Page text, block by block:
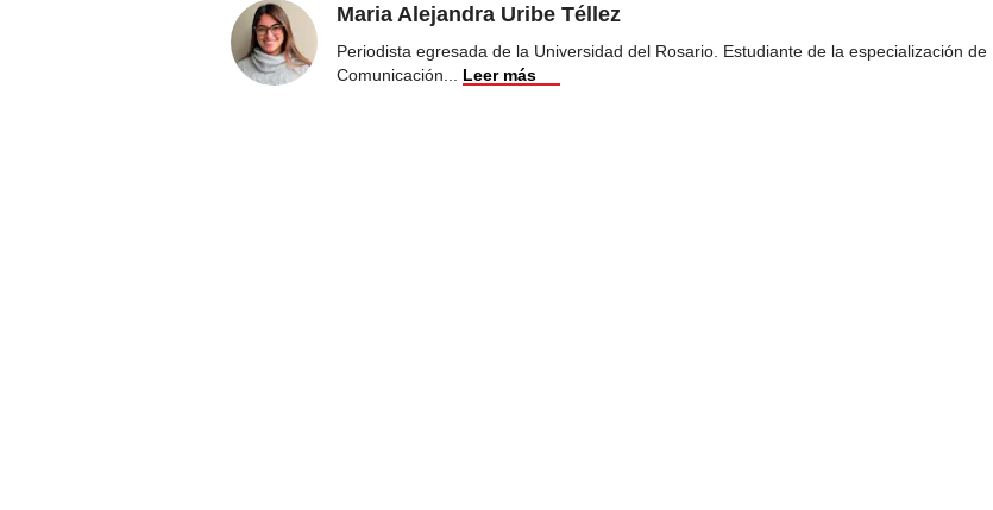
Maria Alejandra Uribe Téllez
Periodista egresada de la Universidad del Rosario. Estudiante de la especialización de
Comunicación
Leer más